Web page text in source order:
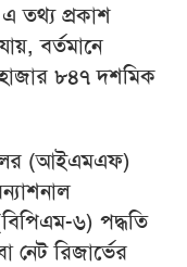
এ তথ্য প্রকাশ
বর্তমানে
৮৪৭ দশমিক
(আইএমএফ)
৬) পদ্ধতি
নেট রিজার্ভের